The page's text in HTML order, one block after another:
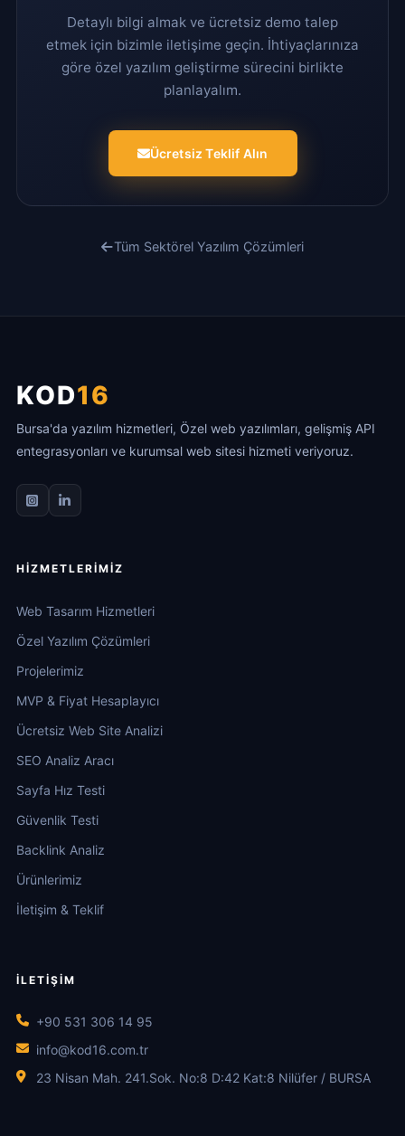
Detaylı bilgi almak ve ücretsiz demo talep
etmek için bizimle iletişime geçin. İhtiyaçlarınıza
göre özel yazılım geliştirme sürecini birlikte
planlayalım.
Ücretsiz Teklif Alın
Tüm Sektörel Yazılım Çözümleri
KOD16
Bursa'da yazılım hizmetleri, Özel web yazılımları, gelişmiş API
entegrasyonları ve kurumsal web sitesi hizmeti veriyoruz.
HIZMETLERIMIZ
Web Tasarım Hizmetleri
Özel Yazılım Çözümleri
Projelerimiz
MVP & Fiyat Hesaplayıcı
Ücretsiz Web Site Analizi
SEO Analiz Aracı
Sayfa Hız Testi
Güvenlik Testi
Backlink Analiz
Ürünlerimiz
İletişim & Teklif
İLETIŞIM
+90 531 306 14 95
info@kod16.com.tr
23 Nisan Mah. 241.Sok. No:8 D:42 Kat:8 Nilüfer / BURSA